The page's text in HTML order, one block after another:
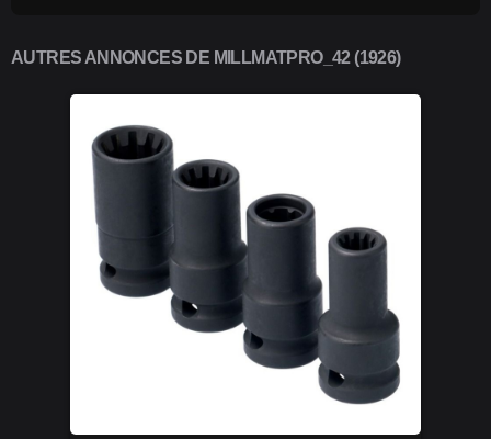
AUTRES ANNONCES DE MILLMATPRO_42 (1926)